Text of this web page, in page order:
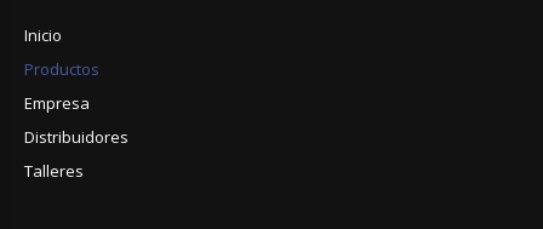
Inicio
Productos
Empresa
Distribuidores
Talleres